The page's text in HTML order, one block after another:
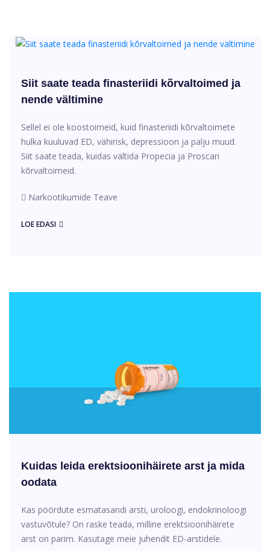
Siit saate teada finasteriidi kõrvaltoimed ja
nende vältimine
Sellel ei ole koostoimeid, kuid finasteriidi kõrvaltoimete
hulka kuuluvad ED, vähirisk, depressioon ja palju muud.
Siit saate teada, kuidas vältida Propecia ja Proscari
kõrvaltoimeid.
Narkootikumide Teave
LOE EDASI
Kuidas leida erektsioonihäirete arst ja mida
oodata
Kas pöördute esmatasandi arsti, uroloogi, endokrinoloogi
vastuvõtule? On raske teada, milline erektsioonihäirete
arst on parim. Kasutage meie juhendit ED-arstidele.